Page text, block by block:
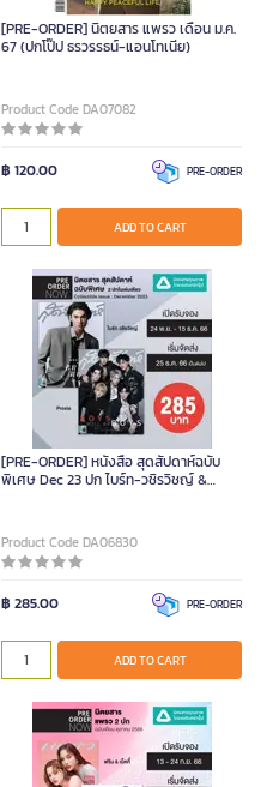
[PRE-ORDER] นิตยสาร แพรว เดือน ม.ค.
67 (ปกโป๊ป ธรวรรธน์-แอนโทเนีย)
Product Code DA07082
฿ 120.00 PRE-ORDER
ADD TO CART
[PRE-ORDER] หนังสือ สุดสัปดาห์ฉบับ
พิเศษ Dec 23 ปก ไบร์ท-วชิรวิชญ์ &
Product Code DA06830
฿ 285.00 PRE-ORDER
ADD TO CART